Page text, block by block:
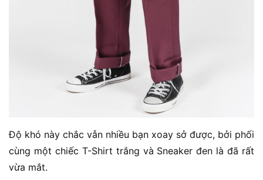
Độ khó này chắc vẫn nhiều bạn xoay sở được, bởi phối
cùng một chiếc T-Shirt trắng và Sneaker đen là đã rất
vừa mắt.